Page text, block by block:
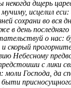
дщерь
исцелил еси:
сохрани во вся
в день
о нас:
скорый
Небесному
с лики
Господа, да
присносущного